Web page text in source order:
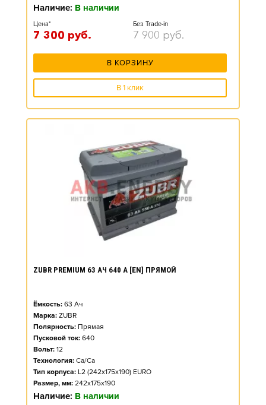
Наличие: В наличии
Цена*
7 300 руб.
Без Trade-in
7 900 руб.
В КОРЗИНУ
В 1 клик
ZUBR PREMIUM 63 АЧ 640 А [EN] ПРЯМОЙ
Ёмкость: 63 Ач
Марка: ZUBR
Полярность: Прямая
Пусковой ток: 640
Вольт: 12
Технология: Ca/Ca
Тип корпуса: L2 (242x175x190) EURO
Размер, мм: 242x175x190
Наличие: В наличии